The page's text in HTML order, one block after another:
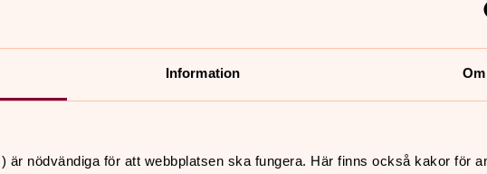
Information Om
är nödvändiga för att webbplatsen ska fungera. Här finns också kakor för
och bäcken på Fredentorp,
i bäcken. Det är
insatser i samverkan med VA-